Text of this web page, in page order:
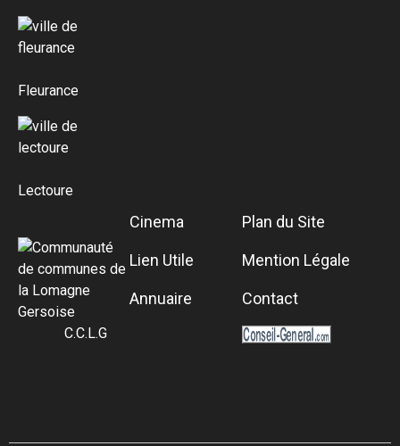
Fleurance
Lectoure
C.C.L.G
Cinema
Lien Utile
Annuaire
Plan du Site
Mention Légale
Contact